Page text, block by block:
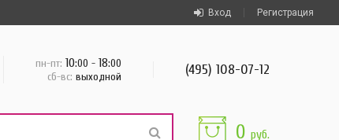
Вход Регистрация
пн-пт: 10:00 - 18:00
сб-вс: выходной (495) 108-07-12
0 руб.